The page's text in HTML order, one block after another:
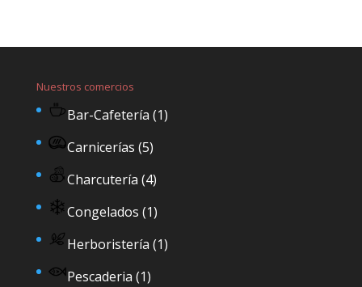
Nuestros comercios
Bar-Cafetería (1)
Carnicerías (5)
Charcutería (4)
Congelados (1)
Herboristería (1)
Pescaderia (1)